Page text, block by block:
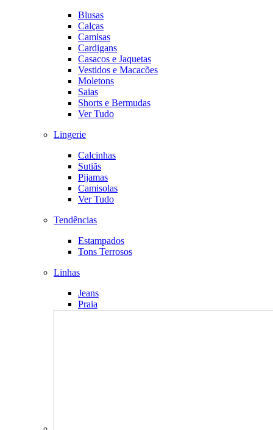
Blusas
Calças
Camisas
Cardigans
Casacos e Jaquetas
Vestidos e Macacões
Moletons
Saias
Shorts e Bermudas
Ver Tudo
Lingerie
Calcinhas
Sutiãs
Pijamas
Camisolas
Ver Tudo
Tendências
Estampados
Tons Terrosos
Linhas
Jeans
Praia